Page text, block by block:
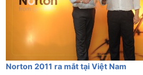
Norton 2011 ra mắt tại Việt Nam